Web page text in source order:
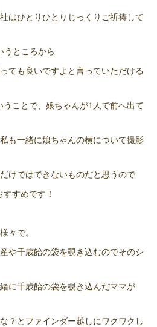
はひとりひとりじっくりご祈祷して
うところから
ても良いですよと言っていただける
ことで、娘ちゃんが1人で前へ出て
も一緒に娘ちゃんの横について撮影
けではできないものだと思うので
すめです！
々で。
や千歳飴の袋を覗き込むのでそのシ
に千歳飴の袋を覗き込んだママが
？とファインダー越しにワクワクし